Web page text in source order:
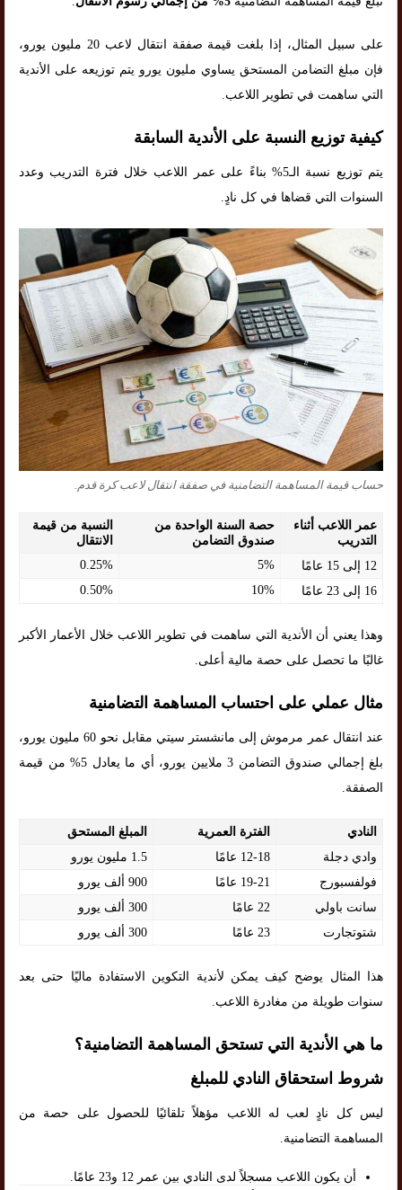
على سبيل المثال، إذا بلغت قيمة صفقة انتقال لاعب 20 مليون يورو،
فإن مبلغ التضامن المستحق يساوي مليون يورو يتم توزيعه على الأندية
التي ساهمت في تطوير اللاعب.
كيفية توزيع النسبة على الأندية السابقة
يتم توزيع نسبة الـ5% بناءً على عمر اللاعب خلال فترة التدريب وعدد
السنوات التي قضاها في كل نادٍ.
حساب قيمة المساهمة التضامنية في صفقة انتقال لاعب كرة قدم.
عمر اللاعب أثناء
التدريب
حصة السنة الواحدة من
صندوق التضامن
النسبة من قيمة
الانتقال
12 إلى 15 عامًا
5%
0.25%
16 إلى 23 عامًا
10%
0.50%
وهذا يعني أن الأندية التي ساهمت في تطوير اللاعب خلال الأعمار الأكبر
غالبًا ما تحصل على حصة مالية أعلى.
مثال عملي على احتساب المساهمة التضامنية
عند انتقال عمر مرموش إلى مانشستر سيتي مقابل نحو 60 مليون يورو،
بلغ إجمالي صندوق التضامن 3 ملايين يورو، أي ما يعادل 5% من قيمة
الصفقة.
النادي الفترة العمرية
المبلغ المستحق
وادي دجلة
12-18 عامًا
1.5 مليون يورو
فولفسبورج
19-21 عامًا
900 ألف يورو
سانت باولي
22 عامًا
300 ألف يورو
شتوتجارت
23 عامًا 300 ألف يورو
هذا المثال يوضح كيف يمكن لأندية التكوين الاستفادة ماليًا حتى بعد
سنوات طويلة من مغادرة اللاعب.
ما هي الأندية التي تستحق المساهمة التضامنية؟
شروط استحقاق النادي للمبلغ
ليس كل نادٍ لعب له اللاعب مؤهلاً تلقائيًا للحصول على حصة من
المساهمة التضامنية.
أن يكون اللاعب مسجلاً لدى النادي بين عمر 12 و23 عامًا.